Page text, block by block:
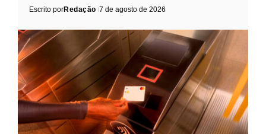
Escrito porRedação 7 de agosto de 2026